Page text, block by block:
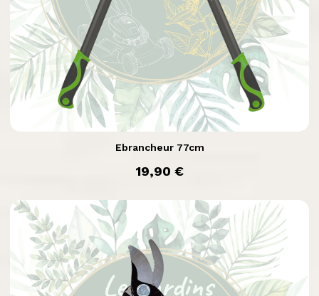
Aperçu rapide
Ebrancheur 77cm
prix
19,90 €